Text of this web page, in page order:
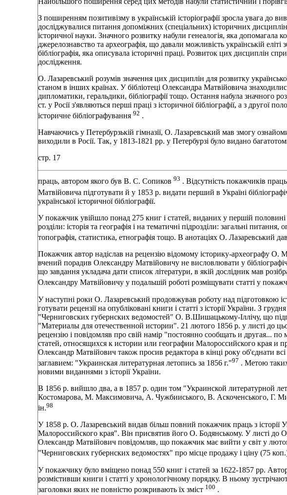
З поширенням позитивiзму в українськiй iсторiографiї зросла увага до
дослiджувалися питання допомiжних (спецiальних) iсторичних
iсторичної науки. Значного розвитку набули генеалогiя, яка допомагала
джерелознавство та археографiя, що давали можливiсть українськiй елiтi
бiблiографiя, яка описувала iсторичнi працi. Розвиток цих дисциплiн
дослiдження.
О. Лазаревський розумiв значення цих дисциплiн для розвитку
станом в iнших країнах. У бiблiотецi Олександра Матвiйовича
дипломатики, геральдики, бiблiографiї тощо. Остання набула значного
ст. у Росiї з'являються першi працi з iсторичної бiблiографiї, а з другої
iсторичне бiблiографування 92 .
Навчаючись у Петербурзькiй гiмназiї, О. Лазаревський мав змогу
виходили в Росiї. Так, у 1813-1821 pp. у Петербурзi було видано
стр. 17
праць, автором якого був В. С. Сопиков 93 . Вiдсутнiсть покажчикiв
Матвiйовича пiдготувати й у 1853 р. видати перший в Українi
української iсторичної бiблiографiї.
У покажчик увiйшло понад 275 книг i статей, виданих у першiй половинi
роздiли: iсторiя та географiя i на тематичнi пiдроздiли: загальнi питання,
топографiя, статистика, етнографiя тощо. В анотацiях О. Лазаревський
Покажчик автор надiслав на рецензiю вiдомому iсторику-археографу О.
вчений порадив Олександру Матвiйовичу не висловлювати у
що завдання укладача дати список лiтератури, в якiй дослiдник мав
Олександру Матвiйовичу у подальшiй роботi розмiщувати статтi у
У наступнi роки О. Лазаревський продовжував роботу над пiдготовкою
готувати рецензiї на опублiкованi книги i статтi з iсторiї України. З
"Черниговских губернских ведомостей" О. В.Шишацькому-Iллiчу, що
"Материалы для отечественной истории". 21 лютого 1856 p. у листi до
рецензiю i повiдомляв про свiй намiр "постоянно сообщать и другая... по
статей, относящихся к истории или географии Малороссийского края и
Олександр Матвiйович також просив редактора в кiнцi року об'єднати
заглавием: "Украинская литературная летопись за 1856 г."97 . Метою
новими виданнями з iсторiї України.
В 1856 р. вийшло два, а в 1857 р. один том "Украинской литературной
Костомарова, М. Максимовича, А. Чужбииського, В. Аскоченського, Г.
iн.98
У 1858 р. О. Лазаревський видав бiльш повний покажчик праць з iсторiї
Малороссийского края". Вiн присвятив його О. Бодянському. У листi до
Олександр Матвiйович повiдомляв, що покажчик має вийти у свiт у
"Черниговских губернских ведомостях" про мiсце продажу i цiну (75
У покажчику було вмiщено понад 550 книг i статей за 1622-1857 pp.
розмiстивши книги i статтi у хронологiчному порядку. В ньому
заголовки яких не повнiстю розкривають їх змiст 100 .